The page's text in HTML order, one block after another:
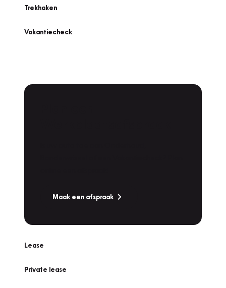
Trekhaken
Vakantiecheck
Maak een afspraak
Lease
Private lease